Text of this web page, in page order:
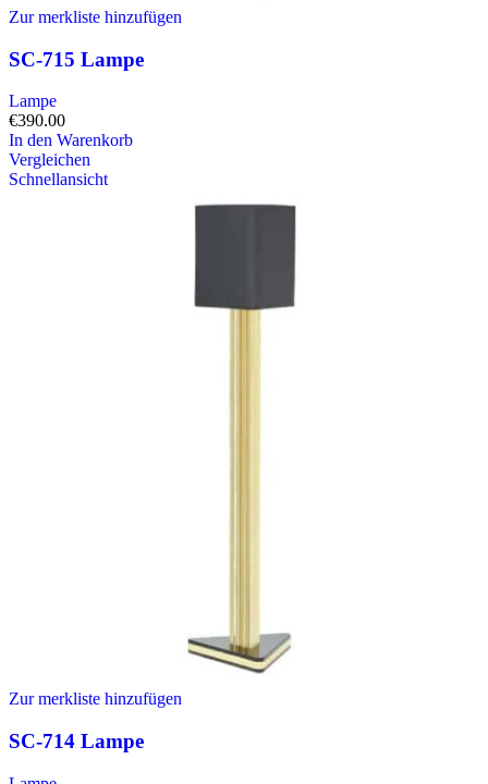
Zur merkliste hinzufügen
SC-715 Lampe
Lampe
€390.00
In den Warenkorb
Vergleichen
Schnellansicht
Zur merkliste hinzufügen
SC-714 Lampe